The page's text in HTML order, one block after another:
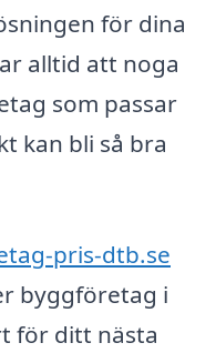
för dina
alltid att noga
som passar
kan bli så bra
pris-dtb.se
byggföretag i
för ditt nästa